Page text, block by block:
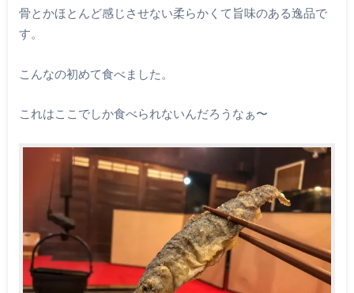
骨とかほとんど感じさせない柔らかくて旨味のある逸品で
す。
こんなの初めて食べました。
これはここでしか食べられないんだろうなぁ〜